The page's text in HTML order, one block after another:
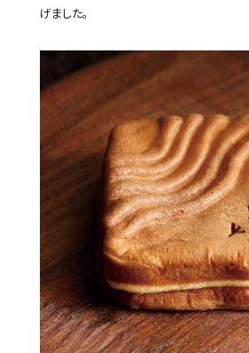
げました。